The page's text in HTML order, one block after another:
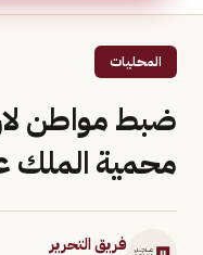
المحليات
ضبط مواطن
محمية الملك
فريق التحرير